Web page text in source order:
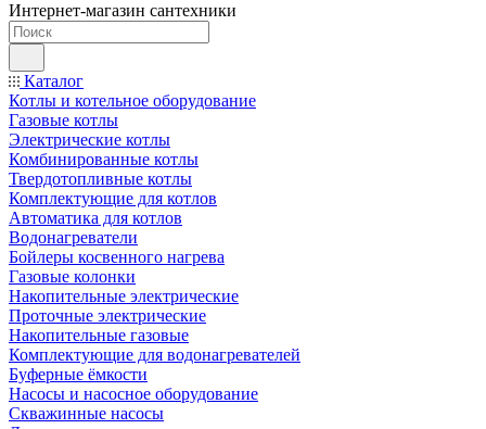
Интернет-магазин сантехники
Каталог
Котлы и котельное оборудование
Газовые котлы
Электрические котлы
Комбинированные котлы
Твердотопливные котлы
Комплектующие для котлов
Автоматика для котлов
Водонагреватели
Бойлеры косвенного нагрева
Газовые колонки
Накопительные электрические
Проточные электрические
Накопительные газовые
Комплектующие для водонагревателей
Буферные ёмкости
Насосы и насосное оборудование
Скважинные насосы